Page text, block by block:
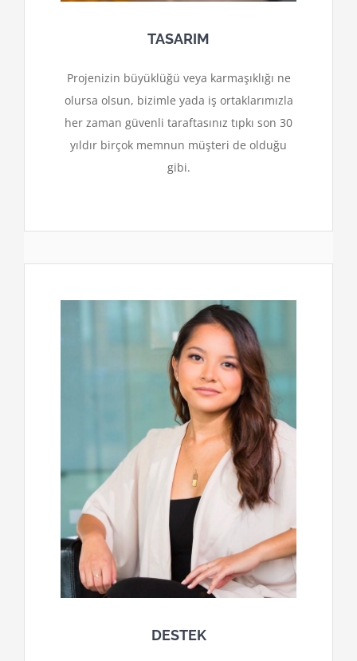
TASARIM
Projenizin büyüklüğü veya karmaşıklığı ne
olursa olsun, bizimle yada iş ortaklarımızla
her zaman güvenli taraftasınız tıpkı son 30
yıldır birçok memnun müşteri de olduğu
gibi.
DESTEK